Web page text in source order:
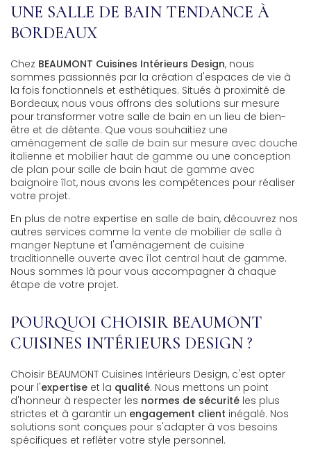
UNE SALLE DE BAIN TENDANCE À
BORDEAUX
Chez BEAUMONT Cuisines Intérieurs Design, nous
sommes passionnés par la création d'espaces de vie à
la fois fonctionnels et esthétiques. Situés à proximité de
Bordeaux, nous vous offrons des solutions sur mesure
pour transformer votre salle de bain en un lieu de bien-
être et de détente. Que vous souhaitiez une
aménagement de salle de bain sur mesure avec douche
italienne et mobilier haut de gamme ou une conception
de plan pour salle de bain haut de gamme avec
baignoire îlot, nous avons les compétences pour réaliser
votre projet.
En plus de notre expertise en salle de bain, découvrez nos
autres services comme la vente de mobilier de salle à
manger Neptune et l'aménagement de cuisine
traditionnelle ouverte avec îlot central haut de gamme.
Nous sommes là pour vous accompagner à chaque
étape de votre projet.
POURQUOI CHOISIR BEAUMONT
CUISINES INTÉRIEURS DESIGN ?
Choisir BEAUMONT Cuisines Intérieurs Design, c'est opter
pour l'expertise et la qualité. Nous mettons un point
d'honneur à respecter les normes de sécurité les plus
strictes et à garantir un engagement client inégalé. Nos
solutions sont conçues pour s'adapter à vos besoins
spécifiques et refléter votre style personnel.